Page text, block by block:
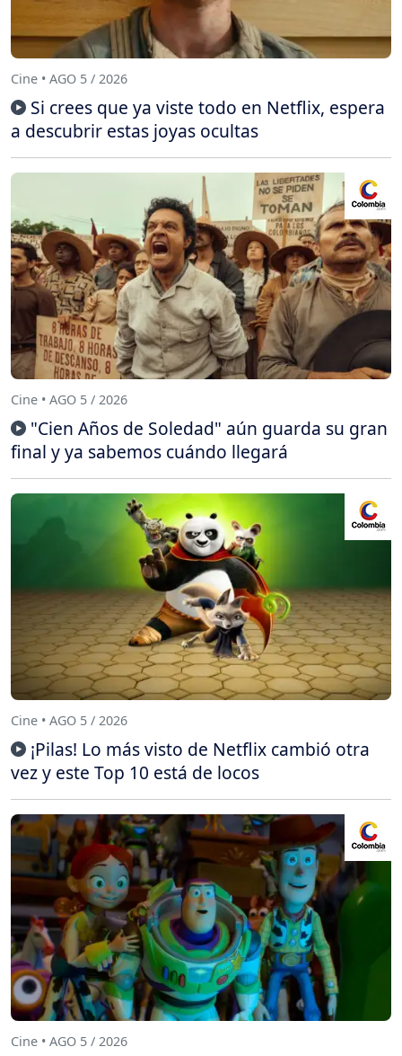
Cine • AGO 5 / 2026
Si crees que ya viste todo en Netflix, espera
a descubrir estas joyas ocultas
Cine • AGO 5 / 2026
"Cien Años de Soledad" aún guarda su gran
final y ya sabemos cuándo llegará
Cine • AGO 5 / 2026
¡Pilas! Lo más visto de Netflix cambió otra
vez y este Top 10 está de locos
Cine • AGO 5 / 2026